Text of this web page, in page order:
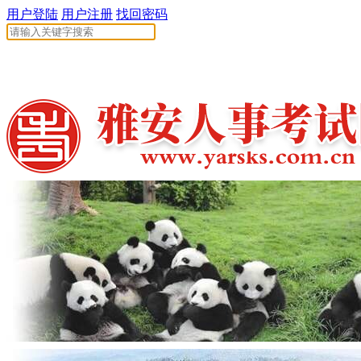
用户登陆 用户注册 找回密码